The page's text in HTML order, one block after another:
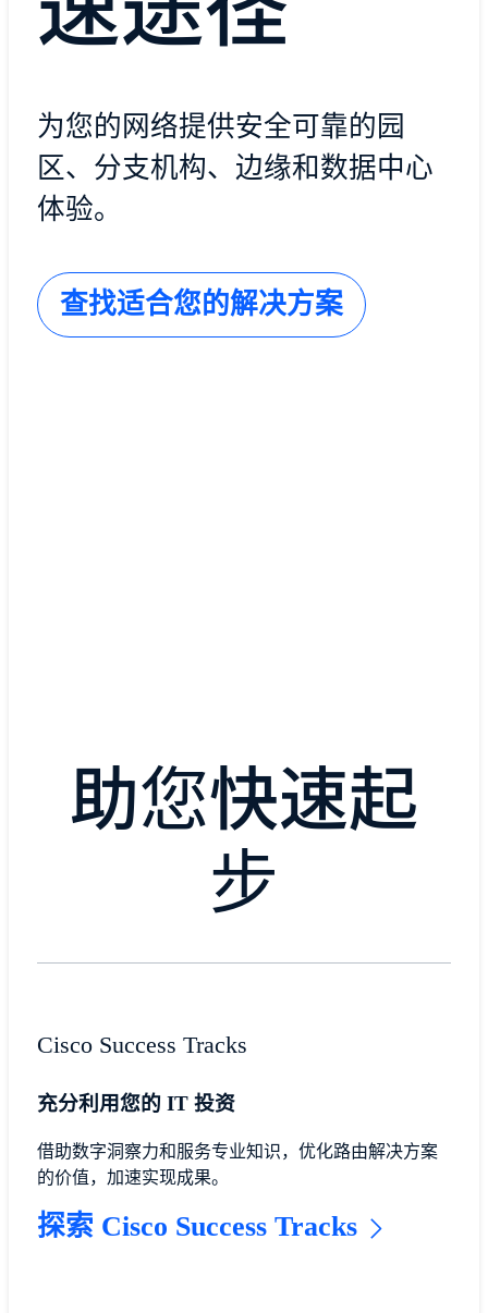
为您的网络提供安全可靠的园
区、分支机构、边缘和数据中心
体验。
查找适合您的解决方案
助您快速起
步
Cisco Success Tracks
充分利用您的 IT 投资
借助数字洞察力和服务专业知识，优化路由解决方案
的价值，加速实现成果。
探索 Cisco Success Tracks